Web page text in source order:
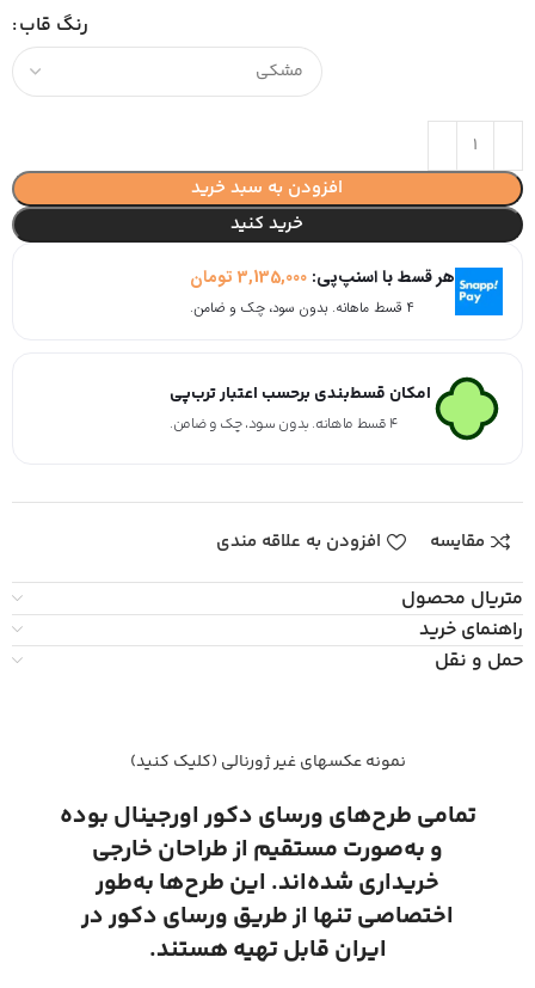
رنگ قاب
افزودن به سبد خرید
خرید کنید
هر قسط با اسنپ‌پی:3,135,000 تومان
۴ قسط ماهانه. بدون سود، چک و ضامن.
امکان قسط‌بندی برحسب اعتبار ترب‌پی
۴ قسط ماهانه. بدون سود، چک و ضامن.
مقایسه افزودن به علاقه مندی
متریال محصول
راهنمای خرید
حمل و نقل
نمونه عکسهای غیر ژورنالی (کلیک کنید)
تمامی طرح‌های ورسای دکور اورجینال بوده
و به‌صورت مستقیم از طراحان خارجی
خریداری شده‌اند. این طرح‌ها به‌طور
اختصاصی تنها از طریق ورسای دکور در
ایران قابل تهیه هستند.